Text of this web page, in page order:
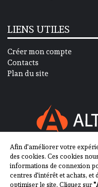
LIENS UTILES
Créer mon compte
Contacts
Plan du site
SUIVEZ-NOUS SUR
Afin d'améliorer votre
des cookies. Ces cookies
informations de connexion
centres d'intérêt et achats, et
optimiser le site. Cliquez sur